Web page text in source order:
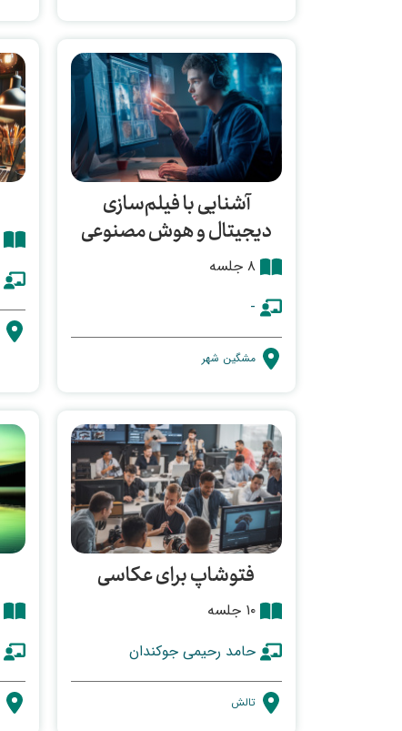
آشنایی با فیلم‌سازی
دیجیتال و هوش مصنوعی
۸ جلسه
-
مشگین شهر
فتوشاپ برای عکاسی
۱۰ جلسه
حامد رحیمی جوکندان
تالش